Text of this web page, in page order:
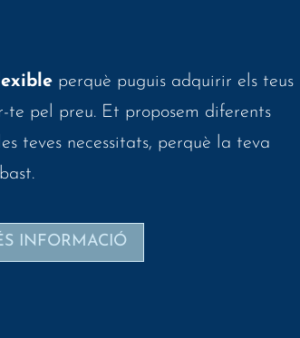
perquè puguis adquirir els teus
te pel preu. Et proposem diferents
teves necessitats, perquè la teva
INFORMACIÓ